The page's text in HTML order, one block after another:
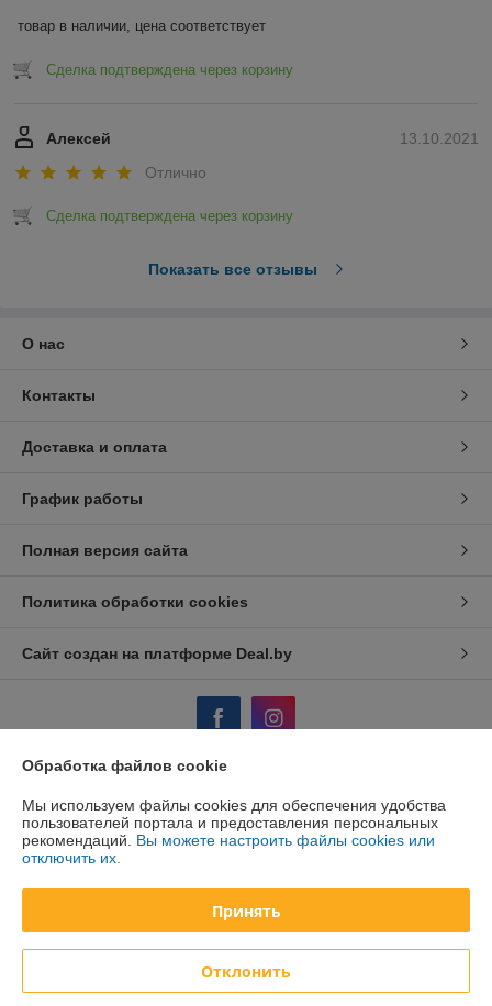
товар в наличии, цена соответствует
Сделка подтверждена через корзину
13.10.2021
Алексей
Отлично
Сделка подтверждена через корзину
Показать все отзывы
О нас
Контакты
Доставка и оплата
График работы
Полная версия сайта
Политика обработки cookies
Сайт создан на платформе Deal.by
Информация для покупателя
Юридическое лицо:ООО "АйронТрейдПлюс"
220075 Республика Беларусь, г. Минск, ул.Селицкого 17 каб 207
Регистрационный номер ЕГР: 191691049
Регистрационный орган: Мингорисполком
Дата регистрации компании: 15.11.2011
Обработка файлов cookie
Мы используем файлы cookies для обеспечения удобства
пользователей портала и предоставления персональных
рекомендаций. Вы можете настроить файлы cookies или
отключить их.
Принять
Отклонить